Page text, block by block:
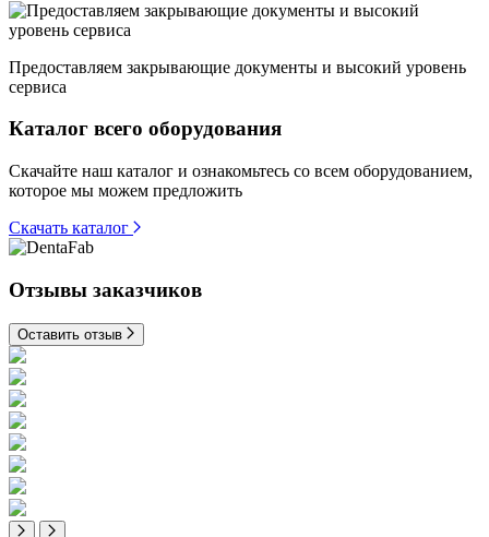
Предоставляем закрывающие документы и высокий уровень
сервиса
Каталог всего оборудования
Скачайте наш каталог и ознакомьтесь со всем оборудованием,
которое мы можем предложить
Скачать каталог
Отзывы заказчиков
Оставить отзыв